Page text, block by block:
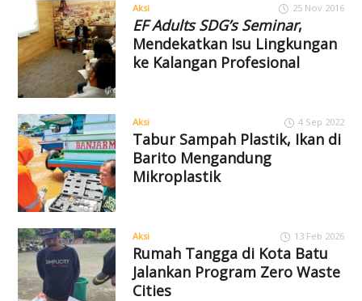
Aksi 25 Nov 2016
EF Adults SDG’s Seminar,
Mendekatkan Isu Lingkungan
ke Kalangan Profesional
Aksi 4 Sep 2022
Tabur Sampah Plastik, Ikan di
Barito Mengandung
Mikroplastik
Aksi 13 Feb 2026
Rumah Tangga di Kota Batu
Jalankan Program Zero Waste
Cities